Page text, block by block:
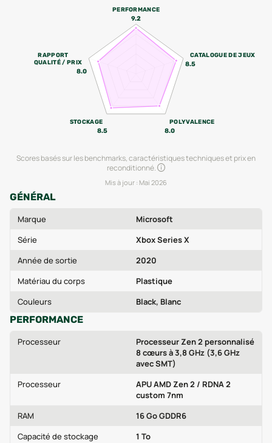
PERFORMANCE
9.2
CATALOGUE DE JEUX
8.5
POLYVALENCE
8.0
STOCKAGE
8.5
RAPPORT
QUALITÉ / PRIX
8.0
Scores basés sur les benchmarks, caractéristiques techniques et prix en
reconditionné.
Mis à jour : Mai 2026
GÉNÉRAL
Marque
Microsoft
Série
Xbox Series X
Année de sortie
2020
Matériau du corps
Plastique
Couleurs
Black, Blanc
PERFORMANCE
Processeur
Processeur Zen 2 personnalisé
8 cœurs à 3,8 GHz (3,6 GHz
avec SMT)
Processeur
APU AMD Zen 2 / RDNA 2
custom 7nm
RAM
16 Go GDDR6
Capacité de stockage
1 To